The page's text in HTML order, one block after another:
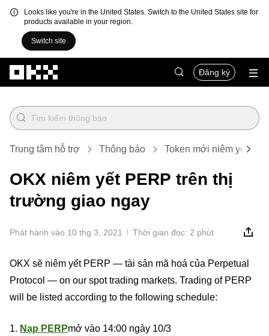
Looks like you're in the United States. Switch to the United States site for
products available in your region.
Switch site
Đăng ký
Trung tâm hỗ trợ Thông báo Token mới niêm yết
OKX niêm yết PERP trên thị
trường giao ngay
Phát hành vào 10 thg 3, 2021 Thời gian đọc: 2 phút
OKX sẽ niêm yết PERP — tài sản mã hoá của Perpetual
Protocol — on our spot trading markets. Trading of PERP
will be listed according to the following schedule:
1. Nạp PERPmở vào 14:00 ngày 10/3